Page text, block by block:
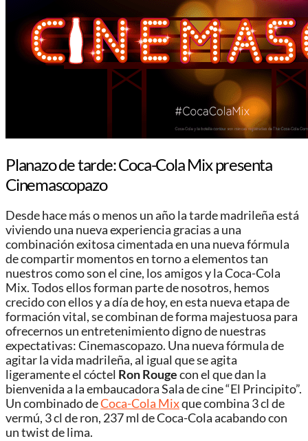
Planazo de tarde: Coca-Cola Mix presenta
Cinemascopazo
Desde hace más o menos un año la tarde madrileña está
viviendo una nueva experiencia gracias a una
combinación exitosa cimentada en una nueva fórmula
de compartir momentos en torno a elementos tan
nuestros como son el cine, los amigos y la Coca-Cola
Mix. Todos ellos forman parte de nosotros, hemos
crecido con ellos y a día de hoy, en esta nueva etapa de
formación vital, se combinan de forma majestuosa para
ofrecernos un entretenimiento digno de nuestras
expectativas: Cinemascopazo. Una nueva fórmula de
agitar la vida madrileña, al igual que se agita
ligeramente el cóctel Ron Rougecon el que dan la
bienvenida a la embaucadora Sala de cine “El Principito”.
Un combinado deCoca-Cola Mixque combina 3 cl de
vermú, 3 cl de ron, 237 ml de Coca-Cola acabando con
un twist de lima.